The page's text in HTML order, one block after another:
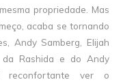
propriedade. Mas
acaba se tornando
Andy Samberg, Elijah
da Rashida e do Andy
reconfortante ver o